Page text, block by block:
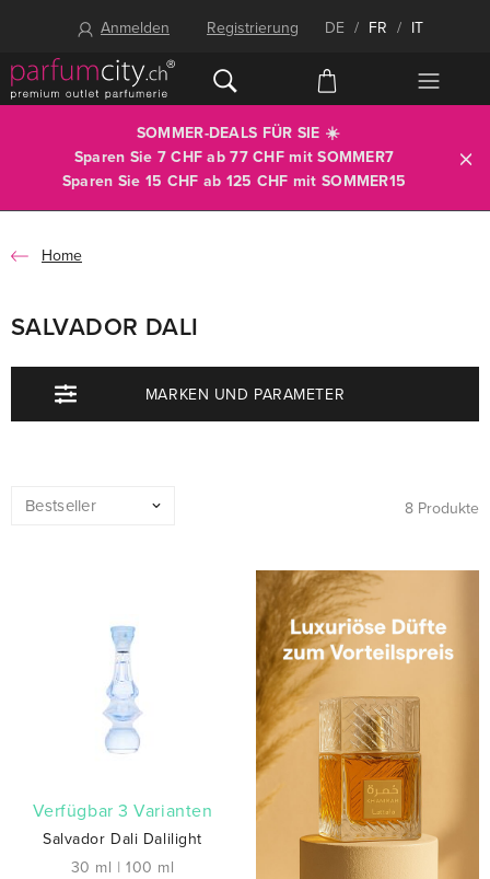
Anmelden Registrierung DE / FR / IT
SOMMER-DEALS FÜR SIE ☀️
Sparen Sie 7 CHF ab 77 CHF mitSOMMER7
Sparen Sie 15 CHF ab 125 CHF mit SOMMER15
Home
SALVADOR DALI
MARKEN UND PARAMETER
8 Produkte
verfügbar 3 Varianten
Salvador Dali Dalilight
30 ml |100 ml